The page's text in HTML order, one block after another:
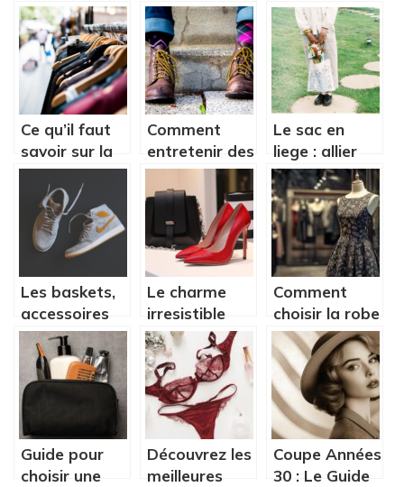
pour femme :
ou en trouver
?
linge ou en
boutique : les
avantages et
inconvenients
montres en
ligne ?
Ce qu’il faut
savoir sur la
mode ethique
Comment
entretenir des
chaussures en
cuir ?
Le sac en
liege : allier
ecologie et
style au
quotidien
Les baskets,
accessoires
de mode
incontournables
Le charme
irresistible
des sacs a
main vintage
de luxe de
seconde main
Comment
choisir la robe
de cocktail
parfaite pour
chaque
occasion
Guide pour
choisir une
Découvrez les
meilleures
Coupe Années
30 : Le Guide